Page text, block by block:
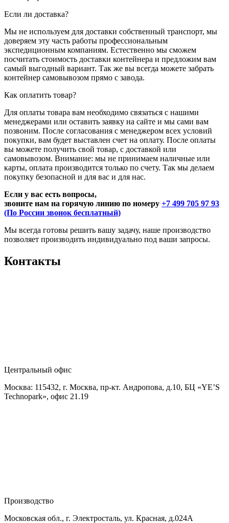
Если ли доставка?
Мы не используем для доставки собственный транспорт, мы
доверяем эту часть работы профессиональным
экспедиционным компаниям. Естественно мы сможем
посчитать стоимость доставки контейнера и предложим вам
самый выгодный вариант. Так же вы всегда можете забрать
контейнер самовывозом прямо с завода.
Как оплатить товар?
Для оплаты товара вам необходимо связаться с нашими
менеджерами или оставить заявку на сайте и мы сами вам
позвоним. После согласования с менеджером всех условий
покупки, вам будет выставлен счет на оплату. После оплаты
вы можете получить свой товар, с доставкой или
самовывозом. Внимание: мы не принимаем наличные или
карты, оплата производится только по счету. Так мы делаем
покупку безопасной и для вас и для нас.
Если у вас есть вопросы,
звоните нам на горячую линию по номеру +7 499 705 97 93
(По России звонок бесплатный)
Мы всегда готовы решить вашу задачу, наше производство
позволяет производить индивидуально под ваши запросы.
Контакты
Центральный офис
Москва: 115432, г. Москва, пр-кт. Андропова, д.10, БЦ «YE’S
Technopark», офис 21.19
Производство
Московская обл., г. Электросталь, ул. Красная, д.024А